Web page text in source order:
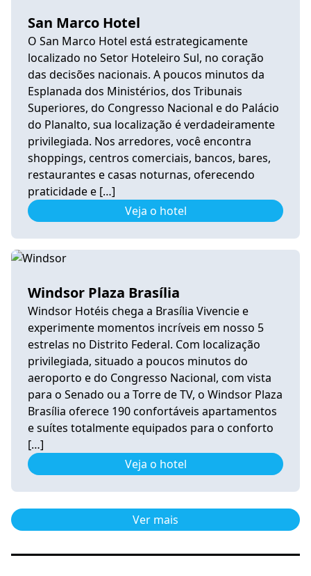
San Marco Hotel
O San Marco Hotel está estrategicamente
localizado no Setor Hoteleiro Sul, no coração
das decisões nacionais. A poucos minutos da
Esplanada dos Ministérios, dos Tribunais
Superiores, do Congresso Nacional e do Palácio
do Planalto, sua localização é verdadeiramente
privilegiada. Nos arredores, você encontra
shoppings, centros comerciais, bancos, bares,
restaurantes e casas noturnas, oferecendo
praticidade e […]
Veja o hotel
Windsor Plaza Brasília
Windsor Hotéis chega a Brasília Vivencie e
experimente momentos incríveis em nosso 5
estrelas no Distrito Federal. Com localização
privilegiada, situado a poucos minutos do
aeroporto e do Congresso Nacional, com vista
para o Senado ou a Torre de TV, o Windsor Plaza
Brasília oferece 190 confortáveis apartamentos
e suítes totalmente equipados para o conforto
[…]
Veja o hotel
Ver mais